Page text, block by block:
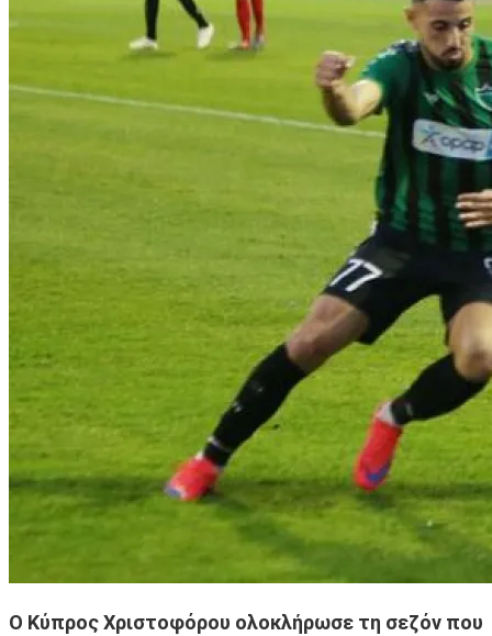
Ο Κύπρος Χριστοφόρου ολοκλήρωσε τη σεζόν που